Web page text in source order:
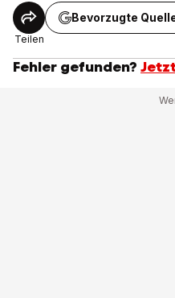
Teilen
Bevorzugte
Fehler gefunden?